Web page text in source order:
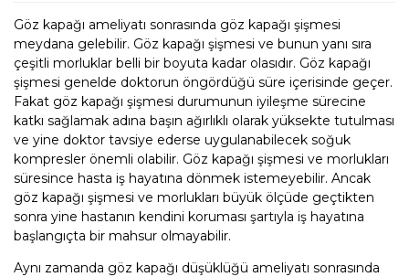
Göz kapağı ameliyatı sonrasında göz kapağı şişmesi
meydana gelebilir. Göz kapağı şişmesi ve bunun yanı sıra
çeşitli morluklar belli bir boyuta kadar olasıdır. Göz kapağı
şişmesi genelde doktorun öngördüğü süre içerisinde geçer.
Fakat göz kapağı şişmesi durumunun iyileşme sürecine
katkı sağlamak adına başın ağırlıklı olarak yüksekte tutulması
ve yine doktor tavsiye ederse uygulanabilecek soğuk
kompresler önemli olabilir. Göz kapağı şişmesi ve morlukları
süresince hasta iş hayatına dönmek istemeyebilir. Ancak
göz kapağı şişmesi ve morlukları büyük ölçüde geçtikten
sonra yine hastanın kendini koruması şartıyla iş hayatına
başlangıçta bir mahsur olmayabilir.
Aynı zamanda göz kapağı düşüklüğü ameliyatı sonrasında